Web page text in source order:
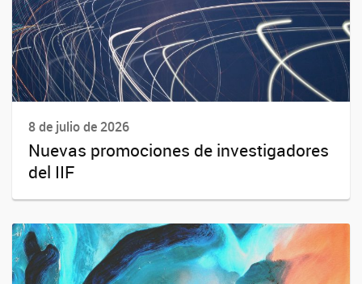
8 de julio de 2026
Nuevas promociones de investigadores
del IIF